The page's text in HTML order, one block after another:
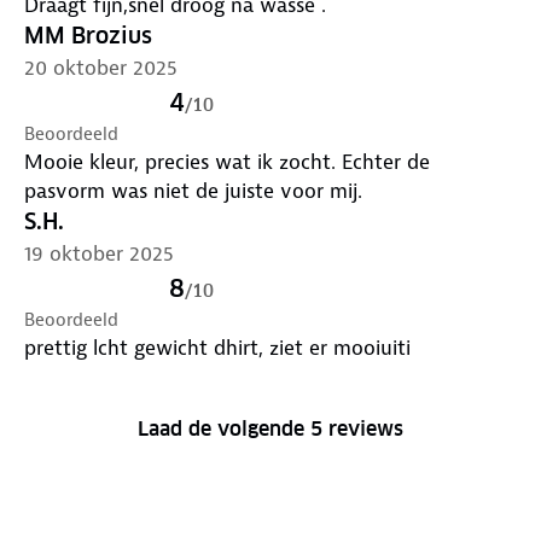
MM Brozius
20 oktober 2025
4/10
Beoordeeld
Mooie kleur, precies wat ik zocht. Echter de
pasvorm was niet de juiste voor mij.
S.H.
19 oktober 2025
8/10
Beoordeeld
prettig lcht gewicht dhirt, ziet er mooiuiti
Laad de volgende 5 reviews